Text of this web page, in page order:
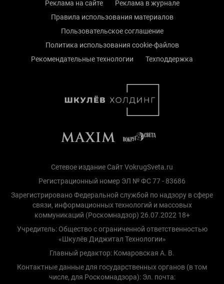
Реклама на сайте
Реклама в журнале
Правила использования материалов
Пользовательское соглашение
Политика использования cookie-файлов
Рекомендательные технологии
Техподдержка
Сетевое издание Сайт VokrugSveta.ru
Регистрационный номер ЭЛ № ФС 77 - 83686
Зарегистрировано Федеральной службой по надзору в сфере
связи, информационных технологий и массовых
коммуникаций (Роскомнадзор) 26.07.2022 18+
Учредитель: Общество с ограниченной ответственностью
«Шкулёв Диджитал Технологии»
Главный редактор: Комаровская А. В.
Контактные данные для государственных органов (в том
числе, для Роскомнадзора): Эл. почта: